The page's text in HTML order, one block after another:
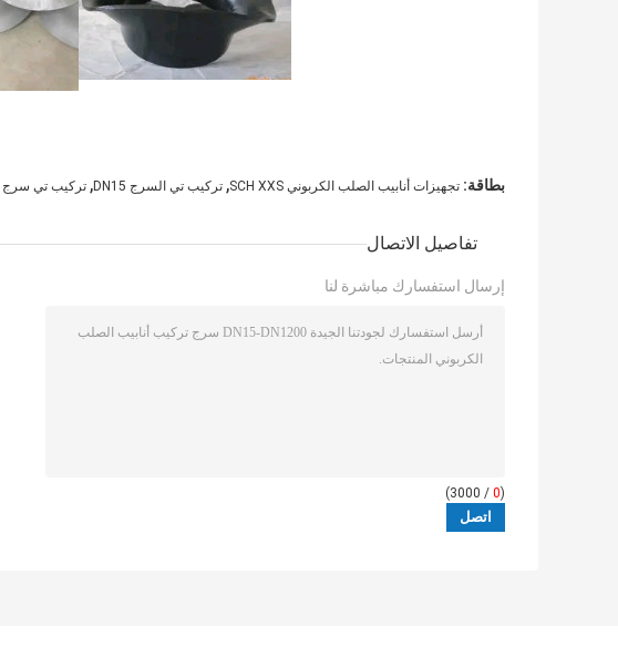
بطاقة: تجهيزات أنابيب الصلب الكربوني SCH XXS , تركيب تي السرج DN15 , تركيب تي سرج A234WPC
تفاصيل الاتصال
إرسال استفسارك مباشرة لنا
(
0
/ 3000)